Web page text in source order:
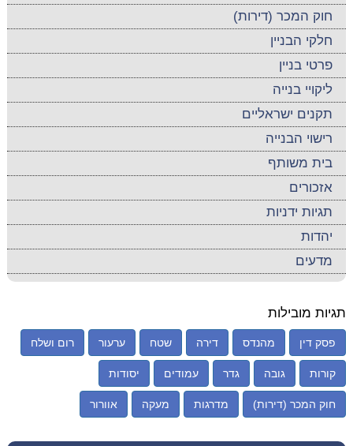
חוק המכר (דירות)
חלקי הבניין
פרטי בניין
ליקויי בנייה
תקנים ישראליים
רישוי הבנייה
בית משותף
אזכורים
תגיות ידניות
יהדות
מדעים
תגיות מובילות
פסק דין מהנדס דירה שטח ערעור רום ושלח
קורות גובה גדר עמודים יסודות
חוק המכר (דירות) מדרגות מעקה אוורור